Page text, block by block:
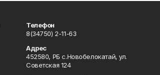
Телефон
8(34750) 2-11-63
Адрес
452580, РБ с.Новобелокатай, ул.
Советская 124